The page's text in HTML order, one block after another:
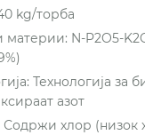
kg/торба
N-P2O5-
Технологија за
азот
Содржи хлор (низок